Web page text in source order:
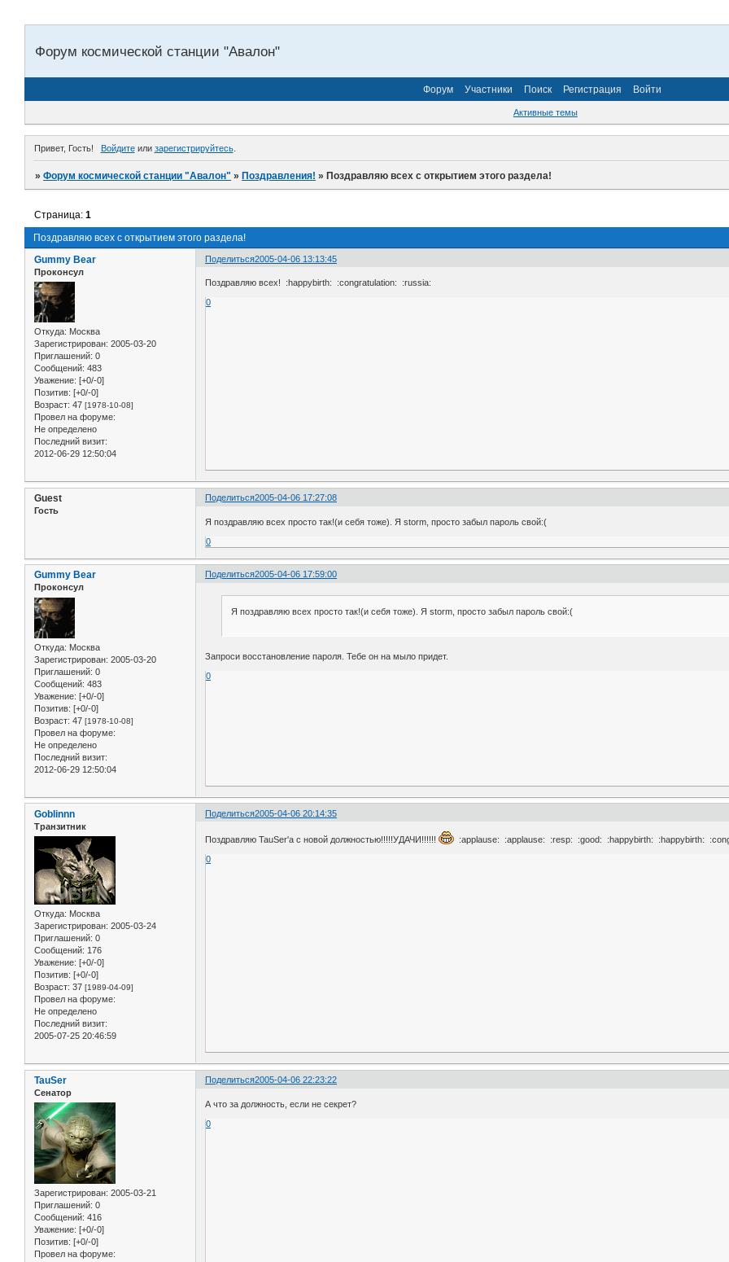
Форум космической станции "Авалон"
Форум Участники Поиск Регистрация Войти
Активные темы
Привет, Гость! Войдитеили зарегистрируйтесь.
»Форум космической станции "Авалон" »Поздравления! »Поздравляю всех с открытием этого раздела!
Поздравляю всех с открытием этого раздела!
Страница:1
Поделиться2005-04-06 13:13:45
Gummy Bear
Проконсул
Откуда: Москва
Зарегистрирован: 2005-03-20
Приглашений: 0
Сообщений: 483
Уважение: [+0/-0]
Позитив: [+0/-0]
Возраст: 47 [1978-10-08]
Провел на форуме:
Не определено
Последний визит:
2012-06-29 12:50:04
Поздравляю всех! :happybirth: :congratulation: :russia:
0
Поделиться2005-04-06 17:27:08
Guest
Гость
Я поздравляю всех просто так!(и себя тоже). Я storm, просто забыл пароль свой:(
0
Поделиться2005-04-06 17:59:00
Gummy Bear
Проконсул
Откуда: Москва
Зарегистрирован: 2005-03-20
Приглашений: 0
Сообщений: 483
Уважение: [+0/-0]
Позитив: [+0/-0]
Возраст: 47 [1978-10-08]
Провел на форуме:
Не определено
Последний визит:
2012-06-29 12:50:04
Я поздравляю всех просто так!(и себя тоже). Я storm, просто забыл пароль свой:(
Запроси восстановление пароля. Тебе он на мыло придет.
0
Поделиться2005-04-06 20:14:35
Goblinnn
Транзитник
Откуда: Москва
Зарегистрирован: 2005-03-24
Приглашений: 0
Сообщений: 176
Уважение: [+0/-0]
Позитив: [+0/-0]
Возраст: 37 [1989-04-09]
Провел на форуме:
Не определено
Последний визит:
2005-07-25 20:46:59
Поздравляю TauSer'a с новой должностью!!!!!УДАЧИ!!!!!!
:applause: :applause: :resp: :good: :happybirth: :happybirth:
0
Поделиться2005-04-06 22:23:22
TauSer
Сенатор
Зарегистрирован: 2005-03-21
Приглашений: 0
Сообщений: 416
Уважение: [+0/-0]
Позитив: [+0/-0]
Провел на форуме:
А что за должность, если не секрет?
0